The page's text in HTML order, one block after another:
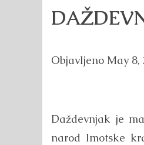
Objavljeno May 8,
Daždevnjak je
narod Imotske